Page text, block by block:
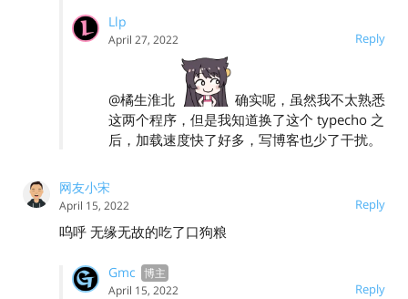
Llp
Reply
April 27, 2022
@橘生淮北
确实呢，虽然我不太熟悉
这两个程序，但是我知道换了这个 typecho 之
后，加载速度快了好多，写博客也少了干扰。
网友小宋
Reply
April 15, 2022
呜呼 无缘无故的吃了口狗粮
Gmc
Reply
April 15, 2022